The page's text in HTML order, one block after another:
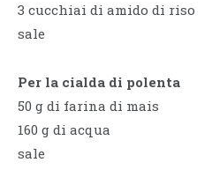
3 cucchiai di amido di riso
sale
Per la cialda di polenta
50 g di farina di mais
160 g di acqua
sale